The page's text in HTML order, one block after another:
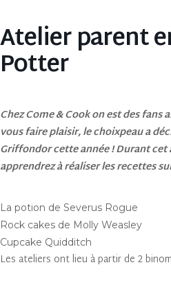
Atelier parent
Potter
Chez Come & Cook on est des
vous faire plaisir, le choixpeau a
Griffondor cette année ! Durant
apprendrez à réaliser les recettes
La potion de Severus Rogue
Rock cakes de Molly Weasley
Cupcake Quidditch
Les ateliers ont lieu à partir de 2